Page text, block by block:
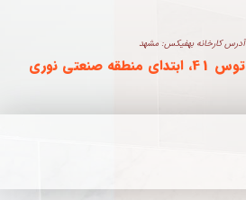
آدرس کارخانه بهفیکس: مشهد
توس 41، ابتدای منطقه صنعتی نوری